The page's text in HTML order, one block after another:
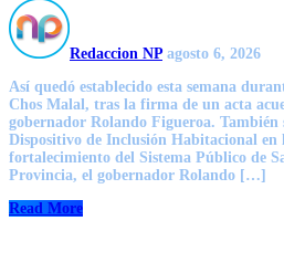
Redaccion NP agosto 6, 2026
Así quedó establecido esta semana
Chos Malal, tras la firma de un acta
gobernador Rolando Figueroa. También
Dispositivo de Inclusión Habitacional
fortalecimiento del Sistema Público de
Provincia, el gobernador Rolando […]
Read More